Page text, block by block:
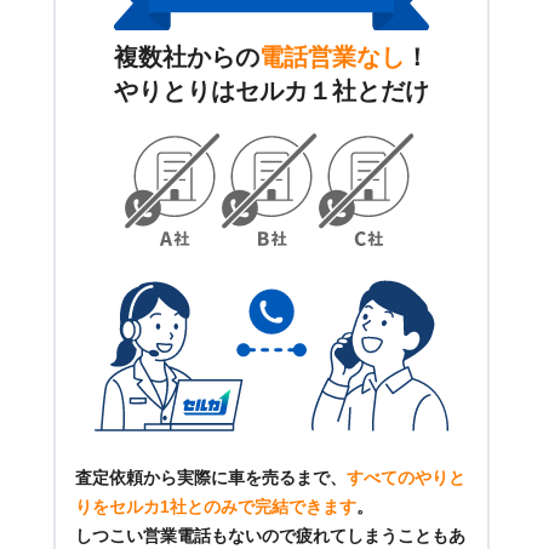
複数社からの電話営業なし ！
やりとりはセルカ１社とだけ
査定依頼から実際に車を売るまで、 すべてのやりと
りをセルカ1社とのみで完結できます。
しつこい営業電話もないので疲れてしまうこともあ